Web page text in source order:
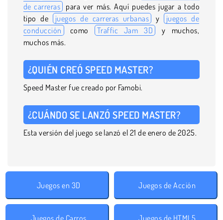
de carreras para ver más. Aquí puedes jugar a todo
tipo de
juegos de carreras urbanas y
juegos de
conducción como Traffic Jam 3D
y muchos,
muchos más.
¿QUIÉN CREÓ SPEED MASTER?
Speed Master fue creado por Famobi.
¿CUÁNDO SE LANZÓ SPEED MASTER?
Esta versión del juego se lanzó el 21 de enero de 2025.
Juegos en 3D Juegos de Acción
Juegos de Carros Juegos de HTML5